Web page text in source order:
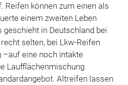
Reifen können zum einen als
einem zweiten Leben
geschieht in Deutschland bei
selten, bei Lkw-Reifen
–auf eine noch intakte
Laufflächenmischung
Altreifen lassen